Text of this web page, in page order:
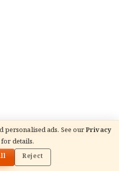
personalised ads. See ourPrivacy
for details.
Reject
की पावन गाथा